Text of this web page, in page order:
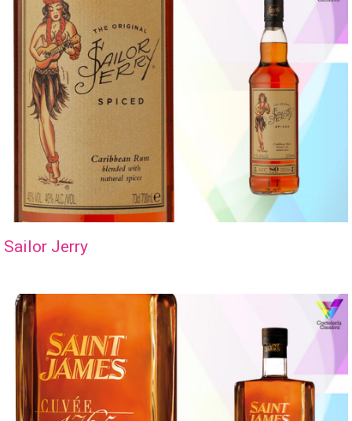
Sailor Jerry